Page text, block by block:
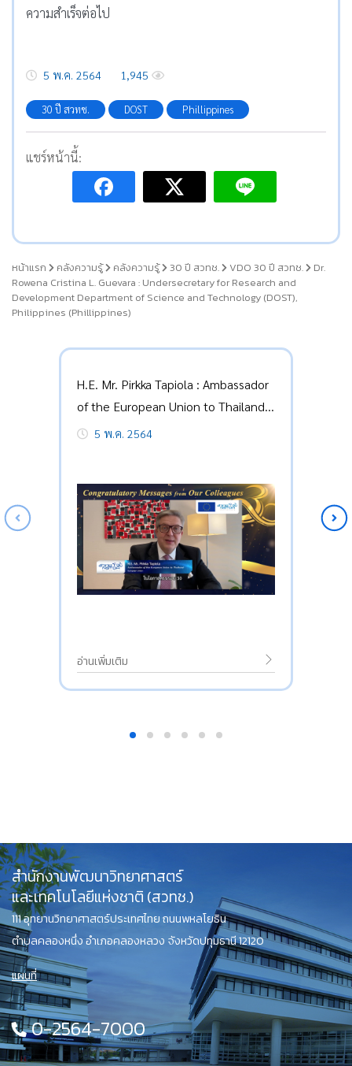
ความสำเร็จต่อไป
5 พ.ค. 2564 1,945
30 ปี สวทช. DOST Phillippines
แชร์หน้านี้:
หน้าแรก คลังความรู้ คลังความรู้ 30 ปี สวทช. VDO 30 ปี สวทช.
Dr.
Rowena Cristina L. Guevara : Undersecretary for Research and
Development Department of Science and Technology (DOST),
Philippines (Phillippines)
H.E. Mr. Pirkka Tapiola : Ambassador
of the European Union to Thailand
(EU)5 พ.ค. 2564
อ่านเพิ่มเติม
สำนักงานพัฒนาวิทยาศาสตร์
และเทคโนโลยีแห่งชาติ (สวทช.)
111 อุทยานวิทยาศาสตร์ประเทศไทย ถนนพหลโยธิน
ตำบลคลองหนึ่ง อำเภอคลองหลวง จังหวัดปทุมธานี 12120
แผนที่
0-2564-7000